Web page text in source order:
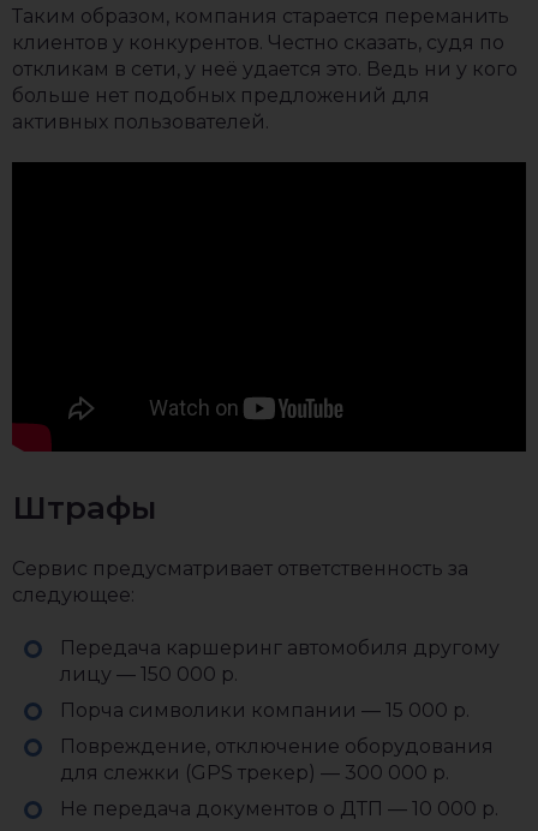
Таким образом, компания старается переманить
клиентов у конкурентов. Честно сказать, судя по
откликам в сети, у неё удается это. Ведь ни у кого
больше нет подобных предложений для
активных пользователей.
Штрафы
Сервис предусматривает ответственность за
следующее:
Передача каршеринг автомобиля другому
лицу — 150 000 р.
Порча символики компании — 15 000 р.
Повреждение, отключение оборудования
для слежки (GPS трекер) — 300 000 р.
Не передача документов о ДТП — 10 000 р.